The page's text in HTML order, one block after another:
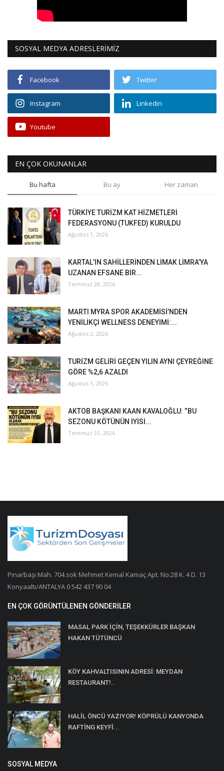
SOSYAL MEDYA ADRESLERİMİZ
Facebook Twitter
Instagram Linkedin
Youtube
EN ÇOK OKUNANLAR
Bu hafta Bu ay Her zaman
TÜRKİYE TURİZM KAT HİZMETLERİ
FEDERASYONU (TUKFED) KURULDU
Ağustos 1, 2026
KARTAL’IN SAHİLLERİNDEN LİMAK LİMRA’YA
UZANAN EFSANE BİR...
Temmuz 28, 2026
MARTI MYRA SPOR AKADEMİSİ’NDEN
YENİLİKÇİ WELLNESS DENEYİMİ:...
Ağustos 2, 2026
TURİZM GELİRİ GEÇEN YILIN AYNI ÇEYREĞİNE
GÖRE %2,6 AZALDI
Ağustos 1, 2026
AKTOB BAŞKANI KAAN KAVALOĞLU: “BU
SEZONU KÖTÜNÜN İYİSİ...
Temmuz 31, 2026
Pınarbaşı Mah. 704.sok Mehmet Kemal Kamaç Apt. No:28 K. 4 D. 13
Konyaaltı/ANTALYA 0 542 437 90 04
EN ÇOK GÖRÜNTÜLENEN GÖNDERILER
MASAL PARK İÇİN, TEŞEKKÜRLER BAŞKAN
HAKAN TÜTÜNCÜ
KÖY KAHVALTISININ ADRESİ: MEYDAN
RESTAURANT!..
HALİL ÖNCÜ YAZIYOR! KÖPRÜLÜ KANYONDA
RAFTİNG KEYFİ...
SOSYAL MEDYA